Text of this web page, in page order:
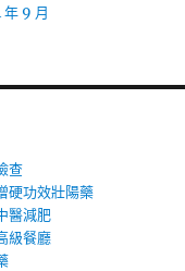
9 月
查
硬功效壯陽藥
醫減肥
級餐廳